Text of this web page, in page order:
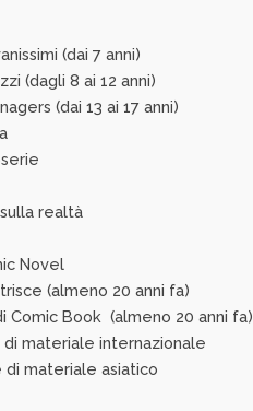
(dai 7 anni)
(dagli 8 ai 12 anni)
(dai 13 ai 17 anni)
realtà
Novel
(almeno 20 anni fa)
Book (almeno 20 anni fa)
materiale internazionale
materiale asiatico